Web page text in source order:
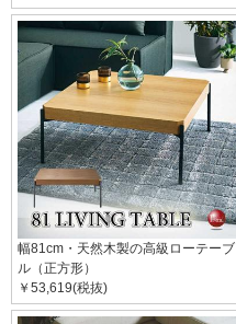
幅81cm・天然木製の高級ローテーブ
ル（正方形）
￥53,619(税抜)